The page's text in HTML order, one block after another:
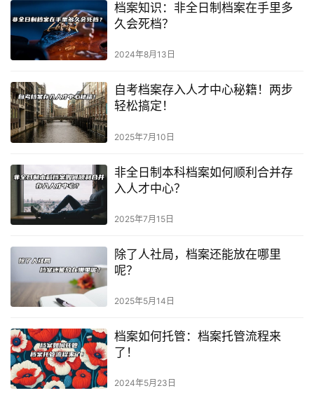
档案知识：非全日制档案在手里多
久会死档？
2024年8月13日
自考档案存入人才中心秘籍！两步
轻松搞定！
2025年7月10日
非全日制本科档案如何顺利合并存
入人才中心？
2025年7月15日
除了人社局，档案还能放在哪里
呢？
2025年5月14日
档案如何托管：档案托管流程来
了！
2024年5月23日